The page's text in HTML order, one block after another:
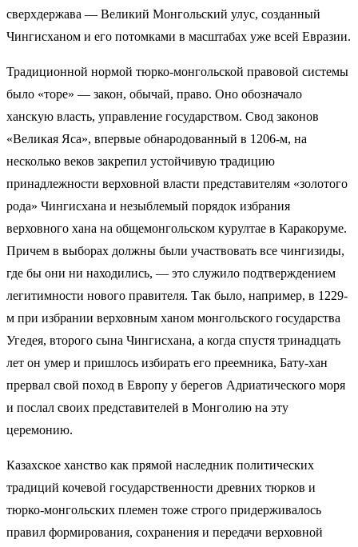
сверхдержава — Великий Монгольский улус, созданный
Чингисханом и его потомками в масштабах уже всей Евразии.
Традиционной нормой тюрко-монгольской правовой системы
было «торе» — закон, обычай, право. Оно обозначало
ханскую власть, управление государством. Свод законов
«Великая Яса», впервые обнародованный в 1206-м, на
несколько веков закрепил устойчивую традицию
принадлежности верховной власти представителям «золотого
рода» Чингисхана и незыблемый порядок избрания
верховного хана на общемонгольском курултае в Каракоруме.
Причем в выборах должны были участвовать все чингизиды,
где бы они ни находились, — это служило подтверждением
легитимности нового правителя. Так было, например, в 1229-
м при избрании верховным ханом монгольского государства
Угедея, второго сына Чингисхана, а когда спустя тринадцать
лет он умер и пришлось избирать его преемника, Бату-хан
прервал свой поход в Европу у берегов Адриатического моря
и послал своих представителей в Монголию на эту
церемонию.
Казахское ханство как прямой наследник политических
традиций кочевой государственности древних тюрков и
тюрко-монгольских племен тоже строго придерживалось
правил формирования, сохранения и передачи верховной